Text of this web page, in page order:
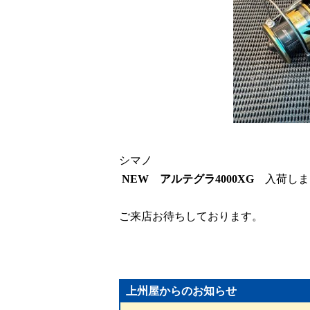
シマノ
NEW アルテグラ4000XG 入荷しま
ご来店お待ちしております。
上州屋からのお知らせ